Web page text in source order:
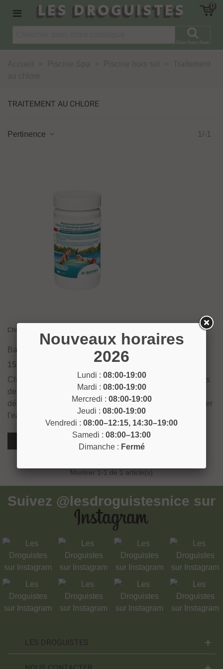
LES DROGUISTES 0
Rechercher
TRAITEMENT AU CHLORE
Pertinence 1/-1
Chlore 5 fonctions pastilles 1KG
Bayrol
15,55 €
Chlore 5 fonctions pastilles 1KG, se compose de pastilles
de 20 g de chlore multifonction à dissolution lente pour
désinfecter, lutter contre les algues et le calcaire et clarifier
l'eau des piscines hors sol.
Montrer 1 -1 de 1 article(s)
Suivez @lesdroguistesnice sur
LES DROGUISTES
Nouveaux horaires
2026
Lundi : 08:00-19:00
Mardi : 08:00-19:00
Mercredi : 08:00-19:00
Jeudi : 08:00-19:00
Vendredi : 08:00–12:15, 14:30–19:00
Samedi : 08:00–13:00
Dimanche : Fermé